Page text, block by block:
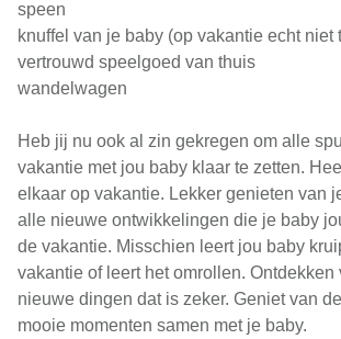
speen
knuffel van je baby (op vakantie echt niet
vertrouwd speelgoed van thuis
wandelwagen
Heb jij nu ook al zin gekregen om alle
vakantie met jou baby klaar te zetten.
elkaar op vakantie. Lekker genieten van
alle nieuwe ontwikkelingen die je baby
de vakantie. Misschien leert jou baby
vakantie of leert het omrollen. Ontdekken
nieuwe dingen dat is zeker. Geniet van
mooie momenten samen met je baby.